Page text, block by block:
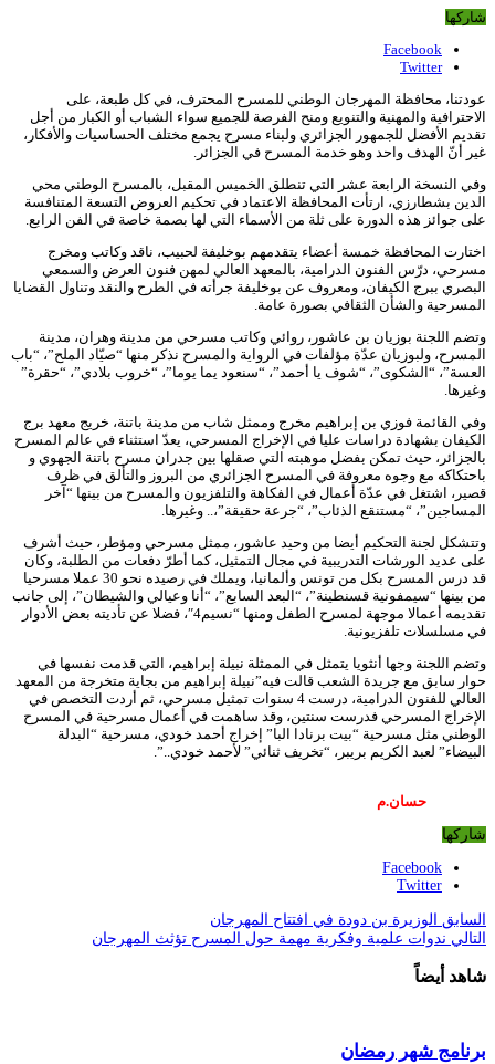
شاركها
Facebook
Twitter
عودتنا، محافظة المهرجان الوطني للمسرح المحترف، في كل طبعة، على
الاحترافية والمهنية والتنويع ومنح الفرصة للجميع سواء الشباب أو الكبار من أجل
تقديم الأفضل للجمهور الجزائري ولبناء مسرح يجمع مختلف الحساسيات والأفكار،
غير أنّ الهدف واحد وهو خدمة المسرح في الجزائر.
وفي النسخة الرابعة عشر التي تنطلق الخميس المقبل، بالمسرح الوطني محي
الدين بشطارزي، ارتأت المحافظة الاعتماد في تحكيم العروض التسعة المتنافسة
على جوائز هذه الدورة على ثلة من الأسماء التي لها بصمة خاصة في الفن الرابع.
اختارت المحافظة خمسة أعضاء يتقدمهم بوخليفة لحبيب، ناقد وكاتب ومخرج
مسرحي، درّس الفنون الدرامية، بالمعهد العالي لمهن فنون العرض والسمعي
البصري ببرج الكيفان، ومعروف عن بوخليفة جرأته في الطرح والنقد وتناول القضايا
المسرحية والشأن الثقافي بصورة عامة.
وتضم اللجنة بوزيان بن عاشور، روائي وكاتب مسرحي من مدينة وهران، مدينة
المسرح، ولبوزيان عدّة مؤلفات في الرواية والمسرح نذكر منها “صيّاد الملح”، “باب
العسة”، “الشكوى”، “شوف يا أحمد”، “سنعود يما يوما”، “خروب بلادي”، “حقرة”
وغيرها.
وفي القائمة فوزي بن إبراهيم مخرج وممثل شاب من مدينة باتنة، خريج معهد برج
الكيفان بشهادة دراسات عليا في الإخراج المسرحي، يعدّ استثناء في عالم المسرح
بالجزائر، حيث تمكن بفضل موهبته التي صقلها بين جدران مسرح باتنة الجهوي و
باحتكاكه مع وجوه معروفة في المسرح الجزائري من البروز والتألق في ظرف
قصير، اشتغل في عدّة أعمال في الفكاهة والتلفزيون والمسرح من بينها “آخر
المساجين”، “مستنقع الذئاب”، “جرعة حقيقة”،.. وغيرها.
وتتشكل لجنة التحكيم أيضا من وحيد عاشور، ممثل مسرحي ومؤطر، حيث أشرف
على عديد الورشات التدريبية في مجال التمثيل، كما أطرّ دفعات من الطلبة، وكان
قد درس المسرح بكل من تونس وألمانيا، ويملك في رصيده نحو 30 عملا مسرحيا
من بينها “سيمفونية قسنطينة”، “البعد السابع”، “أنا وعيالي والشيطان”، إلى جانب
تقديمه أعمالا موجهة لمسرح الطفل ومنها “نسيم4″، فضلا عن تأديته بعض الأدوار
في مسلسلات تلفزيونية.
وتضم اللجنة وجها أنثويا يتمثل في الممثلة نبيلة إبراهيم، التي قدمت نفسها في
حوار سابق مع جريدة الشعب قالت فيه”نبيلة إبراهيم من بجاية متخرجة من المعهد
العالي للفنون الدرامية، درست 4 سنوات تمثيل مسرحي، ثم أردت التخصص في
الإخراج المسرحي فدرست سنتين، وقد ساهمت في أعمال مسرحية في المسرح
الوطني مثل مسرحية “بيت برنادا البا” إخراج أحمد خودي، مسرحية “البدلة
البيضاء” لعبد الكريم بريبر، “تخريف ثنائي” لأحمد خودي..”.
حسان.م
شاركها
Facebook
Twitter
السابق الوزيرة بن دودة في افتتاح المهرجان
التالي ندوات علمية وفكرية مهمة حول المسرح تؤثث المهرجان
شاهد أيضاً
برنامج شهر رمضان